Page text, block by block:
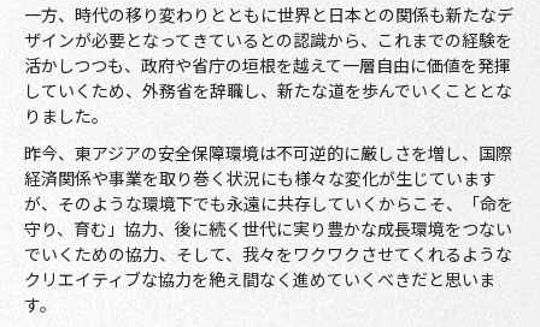
一方、時代の移り変わりとともに世界と日本との関係も新たなデ
ザインが必要となってきているとの認識から、これまでの経験を
活かしつつも、政府や省庁の垣根を越えて一層自由に価値を発揮
していくため、外務省を辞職し、新たな道を歩んでいくこととな
りました。
昨今、東アジアの安全保障環境は不可逆的に厳しさを増し、国際
経済関係や事業を取り巻く状況にも様々な変化が生じています
が、そのような環境下でも永遠に共存していくからこそ、「命を
守り、育む」協力、後に続く世代に実り豊かな成長環境をつない
でいくための協力、そして、我々をワクワクさせてくれるような
クリエイティブな協力を絶え間なく進めていくべきだと思いま
す。